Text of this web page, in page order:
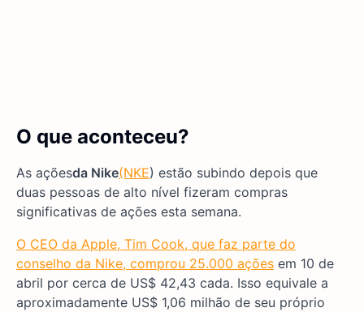
O que aconteceu?
As açõesda Nike(NKE) estão subindo depois que
duas pessoas de alto nível fizeram compras
significativas de ações esta semana.
O CEO da Apple, Tim Cook, que faz parte do
conselho da Nike, comprou 25.000 ações em 10 de
abril por cerca de US$ 42,43 cada. Isso equivale a
aproximadamente US$ 1,06 milhão de seu próprio